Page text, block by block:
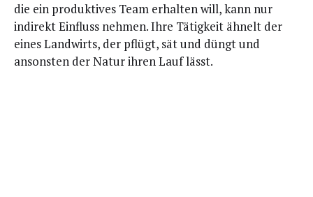
die ein pro­duk­ti­ves Team erhal­ten will, kann nur
indi­rekt Ein­fluss neh­men. Ihre Tätig­keit ähnelt der
eines Land­wirts, der pflügt, sät und düngt und
ansons­ten der Natur ihren Lauf lässt.